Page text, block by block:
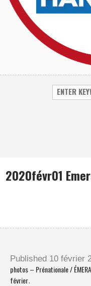
2020févr01
Published 10 février
photos – Prénationale /
février.